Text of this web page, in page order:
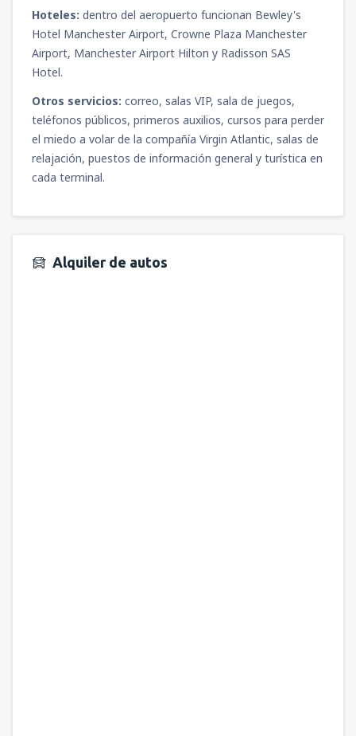
Hoteles: dentro del aeropuerto funcionan Bewley's
Hotel Manchester Airport, Crowne Plaza Manchester
Airport, Manchester Airport Hilton y Radisson SAS
Hotel.
Otros servicios: correo, salas VIP, sala de juegos,
teléfonos públicos, primeros auxilios, cursos para perder
el miedo a volar de la compañía Virgin Atlantic, salas de
relajación, puestos de información general y turística en
cada terminal.
Alquiler de autos